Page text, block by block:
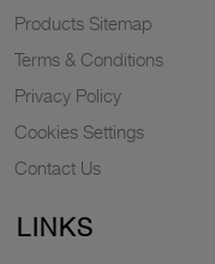
Products Sitemap
Terms & Conditions
Privacy Policy
Cookies Settings
Contact Us
LINKS